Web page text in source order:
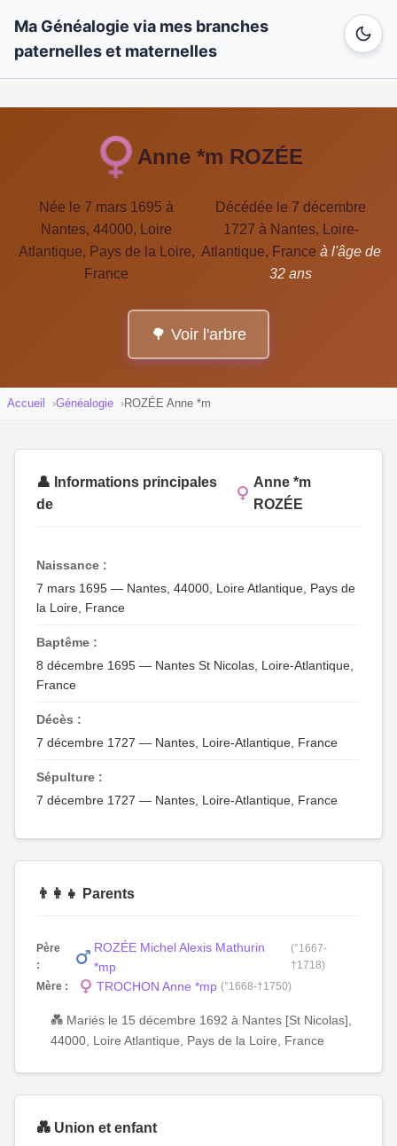
Ma Généalogie via mes branches
paternelles et maternelles
Anne *m ROZÉE
Née le 7 mars 1695 à
Nantes, 44000, Loire
Atlantique, Pays de la Loire,
France
Décédée le 7 décembre
1727 à Nantes, Loire-
Atlantique, France à l'âge de
32 ans
🌳 Voir l'arbre
Accueil Généalogie ROZÉE Anne *m
👤 Informations principales
de
Anne *m
ROZÉE
Naissance :
7 mars 1695 — Nantes, 44000, Loire Atlantique, Pays de
la Loire, France
Baptême :
8 décembre 1695 — Nantes St Nicolas, Loire-Atlantique,
France
Décès :
7 décembre 1727 — Nantes, Loire-Atlantique, France
Sépulture :
7 décembre 1727 — Nantes, Loire-Atlantique, France
👨‍👩‍👧 Parents
Père
:
ROZÉE Michel Alexis Mathurin
*mp
(°1667-
†1718)
Mère :
TROCHON Anne *mp (°1668-†1750)
💑 Mariés le 15 décembre 1692 à Nantes [St Nicolas],
44000, Loire Atlantique, Pays de la Loire, France
💑 Union et enfant